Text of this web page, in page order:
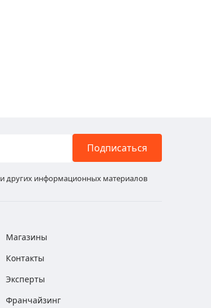
Подписаться
других информационных материалов
Магазины
Контакты
Эксперты
Франчайзинг